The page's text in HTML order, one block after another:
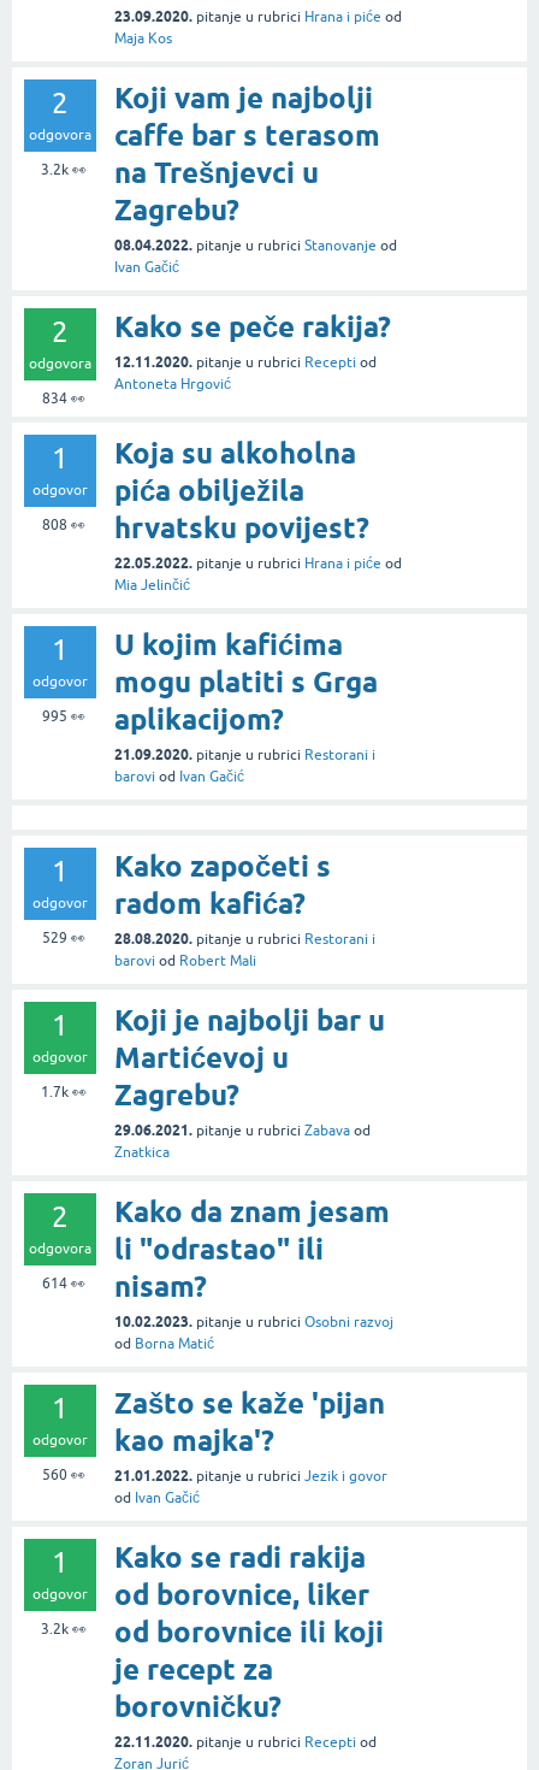
23.09.2020. pitanje u rubrici Hrana i piće od
Maja Kos
2
odgovora
3.2k👀
Koji vam je najbolji
caffe bar s terasom
na Trešnjevci u
Zagrebu?
08.04.2022. pitanje u rubrici Stanovanje od
Ivan Gačić
2
odgovora
834👀
Kako se peče rakija?
12.11.2020. pitanje u rubrici Recepti od
Antoneta Hrgović
1
odgovor
808 👀
Koja su alkoholna
pića obilježila
hrvatsku povijest?
22.05.2022. pitanje u rubrici Hrana i piće od
Mia Jelinčić
1
odgovor
995 👀
U kojim kafićima
mogu platiti s Grga
aplikacijom?
21.09.2020. pitanje u rubrici Restorani i
barovi od Ivan Gačić
1
odgovor
529 👀
Kako započeti s
radom kafića?
28.08.2020. pitanje u rubrici Restorani i
barovi od Robert Mali
1
odgovor
1.7k👀
Koji je najbolji bar u
Martićevoj u
Zagrebu?
29.06.2021. pitanje u rubrici Zabava od
Znatkica
2
odgovora
614👀
Kako da znam jesam
li "odrastao" ili
nisam?
10.02.2023. pitanje u rubrici Osobni razvoj
od Borna Matić
1
odgovor
560👀
Zašto se kaže 'pijan
kao majka'?
21.01.2022. pitanje u rubrici Jezik i govor
od Ivan Gačić
1
odgovor
3.2k👀
Kako se radi rakija
od borovnice, liker
od borovnice ili koji
je recept za
borovničku?
22.11.2020. pitanje u rubrici Recepti od
Zoran Jurić